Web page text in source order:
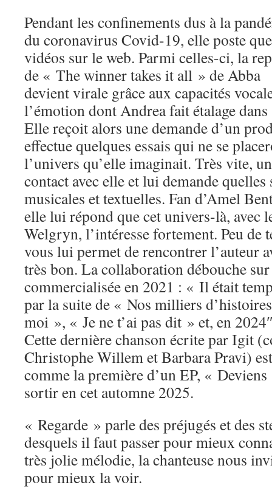
Pendant les confinements dus à la
du coronavirus Covid-19, elle poste
vidéos sur le web. Parmi celles-ci, la
de « The winner takes it all » de Abba
devient virale grâce aux capacités
l’émotion dont Andrea fait étalage
Elle reçoit alors une demande d’un
effectue quelques essais qui ne se
l’univers qu’elle imaginait. Très vite,
contact avec elle et lui demande quelles
musicales et textuelles. Fan d’Amel
elle lui répond que cet univers-là, avec
Welgryn, l’intéresse fortement. Peu de
vous lui permet de rencontrer l’auteur
très bon. La collaboration débouche
commercialisée en 2021 : « Il était
par la suite de « Nos milliers
moi », « Je ne t’ai pas dit » et, en
Cette dernière chanson écrite par Igit
Christophe Willem et Barbara Pravi)
comme la première d’un EP, «
sortir en cet automne 2025.
« Regarde » parle des préjugés et des
desquels il faut passer pour mieux
très jolie mélodie, la chanteuse nous
pour mieux la voir.